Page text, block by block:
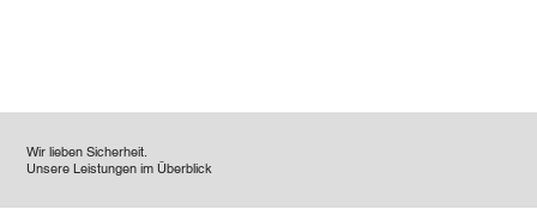
Wir lieben Sicherheit.
Unsere Leistungen im Überblick